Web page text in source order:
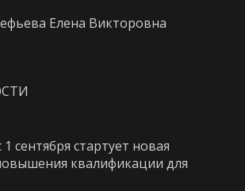
Елена Викторовна
сентября стартует новая
квалификации для